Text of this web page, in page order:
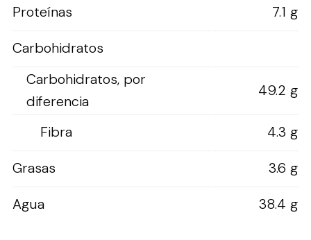
Proteínas
7.1 g
Carbohidratos
Carbohidratos, por
diferencia
49.2 g
Fibra
4.3 g
Grasas
3.6 g
Agua
38.4 g